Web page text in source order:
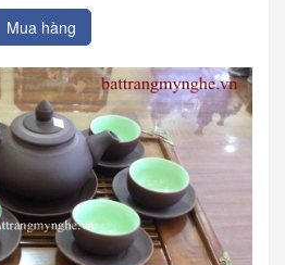
Mua hàng